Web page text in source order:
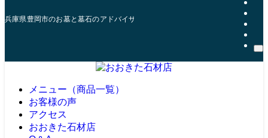
兵庫県豊岡市のお墓と墓石のアドバイザー | おおきた石材店
メニュー（商品一覧）
お客様の声
アクセス
おおきた石材店